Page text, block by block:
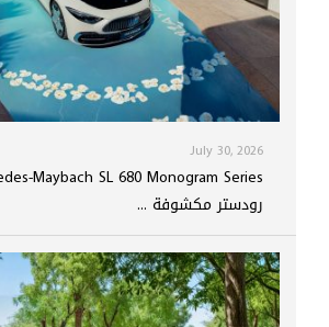
July 30, 2026
رودستر مكشوفة ...